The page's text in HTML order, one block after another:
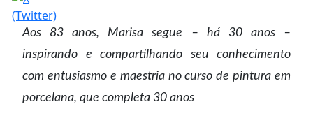
Aos 83 anos, Marisa segue – há 30 anos –
inspirando e compartilhando seu conhecimento
com entusiasmo e maestria no curso de pintura em
porcelana, que completa 30 anos